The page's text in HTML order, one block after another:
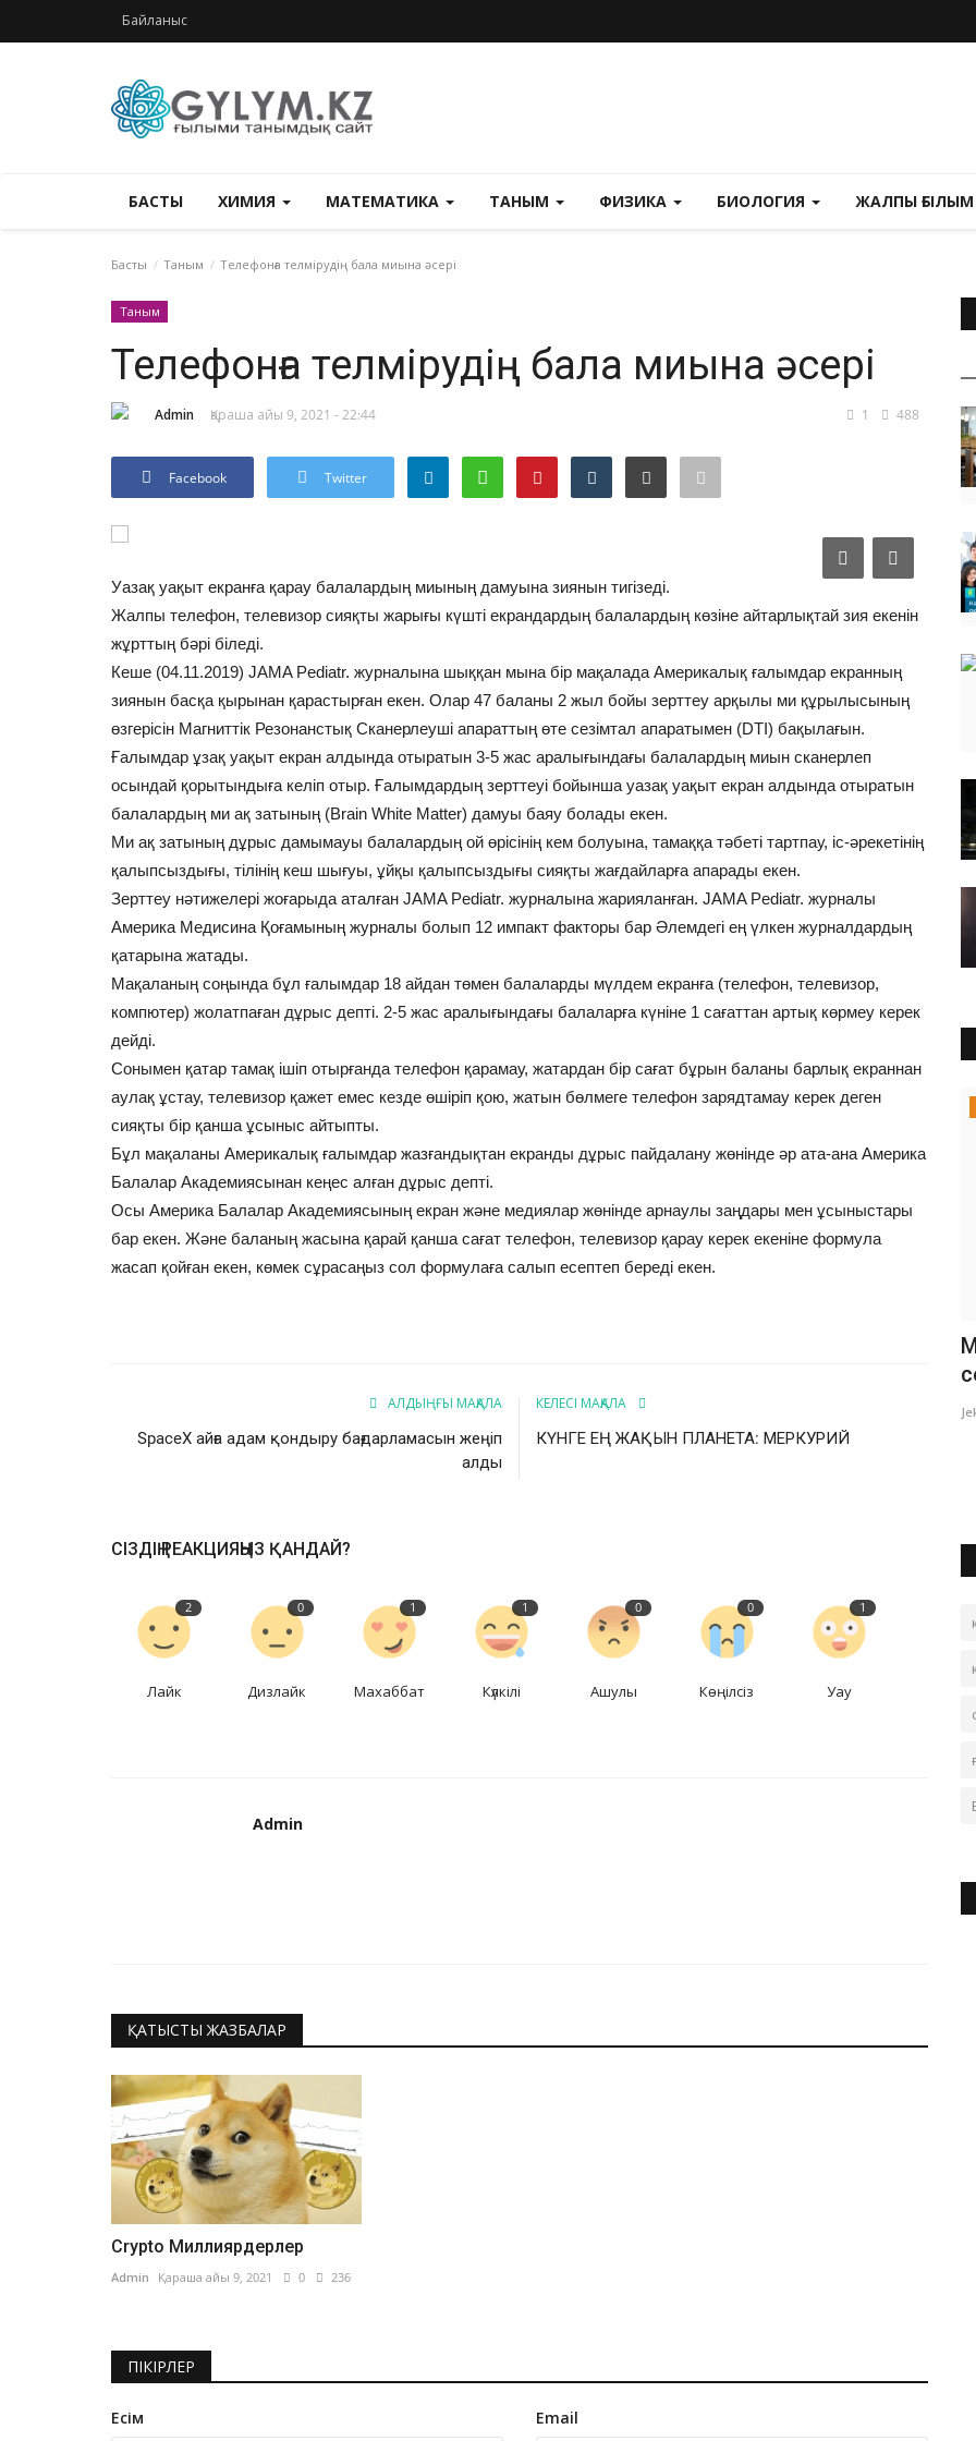
Байланыс
БАСТЫ ХИМИЯ МАТЕМАТИКА ТАНЫМ ФИЗИКА БИОЛОГИЯ ЖАЛПЫ ҒЫЛЫМ
Басты Таным Телефонға телмірудің бала миына әсері
Таным
Телефонға телмірудің бала миына әсері
Admin Қараша айы 9, 2021 - 22:44 1 488
Facebook Twitter
Уазақ уақыт екранға қарау балалардың миының дамуына зиянын тигізеді.
Жалпы телефон, телевизор сияқты жарығы күшті екрандардың балалардың көзіне айтарлықтай зия екенін
жұрттың бәрі біледі.
Кеше (04.11.2019) JAMA Pediatr. журналына шыққан мына бір мақалада Америкалық ғалымдар екранның
зиянын басқа қырынан қарастырған екен. Олар 47 баланы 2 жыл бойы зерттеу арқылы ми құрылысының
өзгерісін Магниттік Резонанстық Сканерлеуші апараттың өте сезімтал апаратымен (DTI) бақылағын.
Ғалымдар ұзақ уақыт екран алдында отыратын 3-5 жас аралығындағы балалардың миын сканерлеп
осындай қорытындыға келіп отыр. Ғалымдардың зерттеуі бойынша уазақ уақыт екран алдында отыратын
балалардың ми ақ затының (Brain White Matter) дамуы баяу болады екен.
Ми ақ затының дұрыс дамымауы балалардың ой өрісінің кем болуына, тамаққа тәбеті тартпау, іс-әрекетінің
қалыпсыздығы, тілінің кеш шығуы, ұйқы қалыпсыздығы сияқты жағдайларға апарады екен.
Зерттеу нәтижелері жоғарыда аталған JAMA Pediatr. журналына жарияланған. JAMA Pediatr. журналы
Америка Медисина Қоғамының журналы болып 12 импакт факторы бар Әлемдегі ең үлкен журналдардың
қатарына жатады.
Мақаланың соңында бұл ғалымдар 18 айдан төмен балаларды мүлдем екранға (телефон, телевизор,
компютер) жолатпаған дұрыс депті. 2-5 жас аралығындағы балаларға күніне 1 сағаттан артық көрмеу керек
дейді.
Сонымен қатар тамақ ішіп отырғанда телефон қарамау, жатардан бір сағат бұрын баланы барлық екраннан
аулақ ұстау, телевизор қажет емес кезде өшіріп қою, жатын бөлмеге телефон зарядтамау керек деген
сияқты бір қанша ұсыныс айтыпты.
Бұл мақаланы Америкалық ғалымдар жазғандықтан екранды дұрыс пайдалану жөнінде әр ата-ана Америка
Балалар Академиясынан кеңес алған дұрыс депті.
Осы Америка Балалар Академиясының екран және медиялар жөнінде арнаулы заңдары мен ұсыныстары
бар екен. Және баланың жасына қарай қанша сағат телефон, телевизор қарау керек екеніне формула
жасап қойған екен, көмек сұрасаңыз сол формулаға салып есептеп береді екен.
АЛДЫҢҒЫ МАҚАЛА
SpaceX айға адам қондыру бағдарламасын жеңіп
алды
КЕЛЕСІ МАҚАЛА
КҮНГЕ ЕҢ ЖАҚЫН ПЛАНЕТА: МЕРКУРИЙ
СІЗДІҢ РЕАКЦИЯҢЫЗ ҚАНДАЙ?
2
Лайк
0
Дизлайк
1
Махаббат
1
Күлкілі
0
Ашулы
0
Көңілсіз
1
Уау
Admin
ҚАТЫСТЫ ЖАЗБАЛАР
Crypto Миллиярдерлер
Admin Қараша айы 9, 2021 0 236
ПІКІРЛЕР
Есім Email
Химия
Сәуір 29, 2022 0 208
ХИМИЯНЫҢ 180 ЖЫЛ ШЕШІЛМЕГЕН ПРОБЛЕМАСЫ
Химия
Jeksen Toktarbay